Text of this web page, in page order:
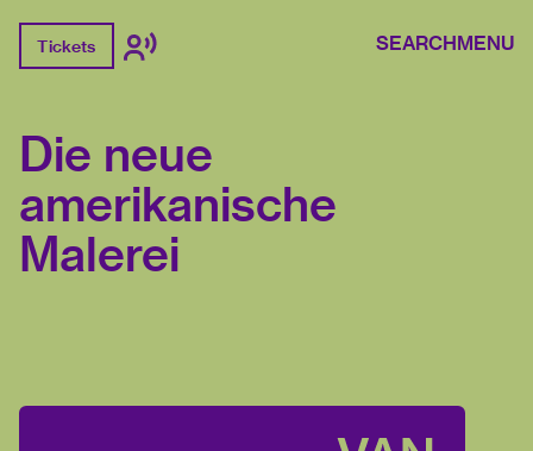
Tickets SEARCHMENU
Die neue
amerikanische
Malerei